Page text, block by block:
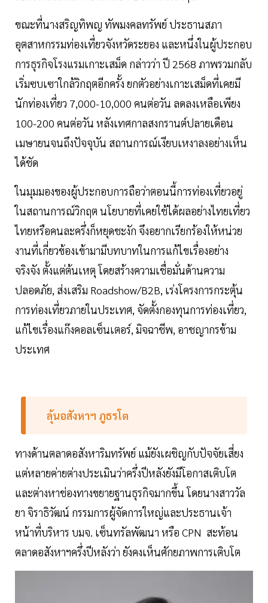
ขณะที่นางสริญทิพญ ทัพมงคลทรัพย์ ประธานสภา
อุตสาหกรรมท่องเที่ยวจังหวัดระยอง และหนึ่งในผู้ประกอบ
การธุรกิจโรงแรมเกาะเสม็ด กล่าวว่า ปี 2568 ภาพรวมกลับ
เริ่มซบเซาใกล้วิกฤตอีกครั้ง ยกตัวอย่างเกาะเสม็ดที่เคยมี
นักท่องเที่ยว 7,000-10,000 คนต่อวัน ลดลงเหลือเพียง
100-200 คนต่อวัน หลังเทศกาลสงกรานต์ปลายเดือน
เมษายนจนถึงปัจจุบัน สถานการณ์เงียบเหงาลงอย่างเห็น
ได้ชัด
ในมุมมองของผู้ประกอบการถือว่าตอนนี้การท่องเที่ยวอยู่
ในสถานการณ์วิกฤต นโยบายที่เคยใช้ได้ผลอย่างไทยเที่ยว
ไทยหรือคนละครึ่งก็หยุดชะงัก จึงอยากเรียกร้องให้หน่วย
งานที่เกี่ยวข้องเข้ามามีบทบาทในการแก้ไขเรื่องอย่าง
จริงจัง ตั้งแต่ต้นเหตุ โดยสร้างความเชื่อมั่นด้านความ
ปลอดภัย, ส่งเสริม Roadshow/B2B, เร่งโครงการกระตุ้น
การท่องเที่ยวภายในประเทศ, จัดตั้งกองทุนการท่องเที่ยว,
แก้ไขเรื่องแก๊งคอลเซ็นเตอร์, มิจฉาชีพ, อาชญากรข้าม
ประเทศ
ลุ้นอสังหาฯ ภูธรโต
ทางด้านตลาดอสังหาริมทรัพย์ แม้ยังเผชิญกับปัจจัยเสี่ยง
แต่หลายค่ายต่างประเมินว่าครึ่งปีหลังยังมีโอกาสเติบโต
และต่างหาช่องทางขยายฐานธุรกิจมากขึ้น โดยนางสาววัล
ยา จิราธิวัฒน์ กรรมการผู้จัดการใหญ่และประธานเจ้า
หน้าที่บริหาร บมจ. เซ็นทรัลพัฒนา หรือ CPN สะท้อน
ตลาดอสังหาฯครึ่งปีหลังว่า ยังคงเห็นศักยภาพการเติบโต